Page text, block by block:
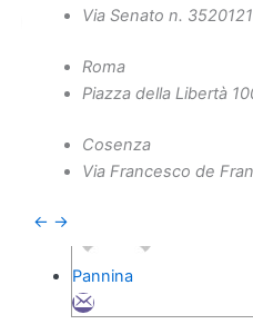
Via Senato n. 35
Roma
Piazza della Libertà 10
Cosenza
Via Francesco de
← →
Autore
Pannina